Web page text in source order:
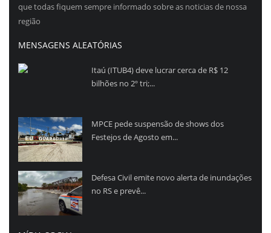
que todas fiquem sempre informado sobre as noticias de nossa
região
MENSAGENS ALEATÓRIAS
Itaú (ITUB4) deve lucrar cerca de R$ 12
bilhões no 2º tri;...
MPCE pede suspensão de shows dos
Festejos de Agosto em...
Defesa Civil emite novo alerta de inundações
no RS e prevê...